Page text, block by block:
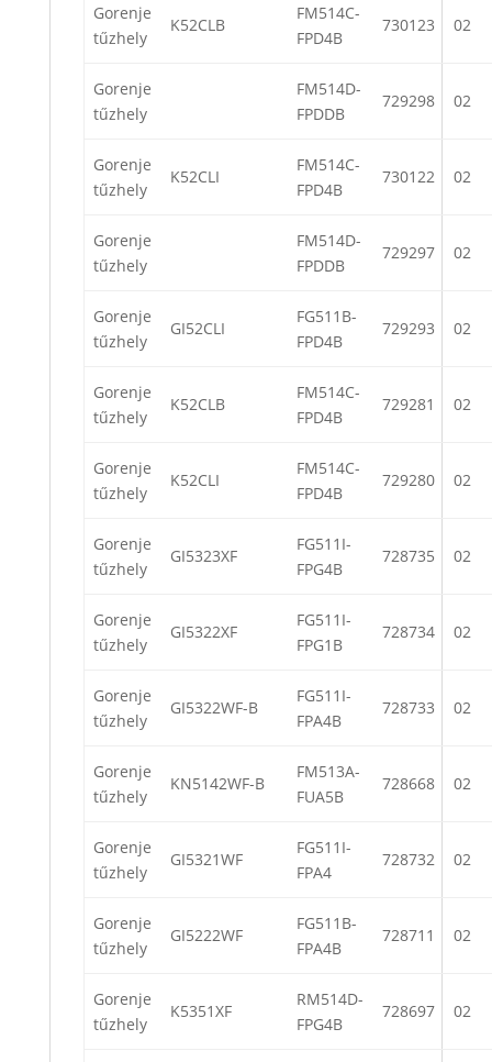
Gorenje
tűzhely
K52CLB
FM514C-
FPD4B
730123 02
Gorenje
tűzhely
FM514D-
FPDDB
729298 02
Gorenje
tűzhely
K52CLI
FM514C-
FPD4B
730122 02
Gorenje
tűzhely
FM514D-
FPDDB
729297 02
Gorenje
tűzhely
GI52CLI
FG511B-
FPD4B
729293 02
Gorenje
tűzhely
K52CLB
FM514C-
FPD4B
729281 02
Gorenje
tűzhely
K52CLI
FM514C-
FPD4B
729280 02
Gorenje
tűzhely
GI5323XF
FG511I-
FPG4B
728735 02
Gorenje
tűzhely
GI5322XF
FG511I-
FPG1B
728734 02
Gorenje
tűzhely
GI5322WF-B
FG511I-
FPA4B
728733 02
Gorenje
tűzhely
KN5142WF-B
FM513A-
FUA5B
728668 02
Gorenje
tűzhely
GI5321WF
FG511I-
FPA4
728732 02
Gorenje
tűzhely
GI5222WF
FG511B-
FPA4B
728711 02
Gorenje
tűzhely
K5351XF
RM514D-
FPG4B
728697 02